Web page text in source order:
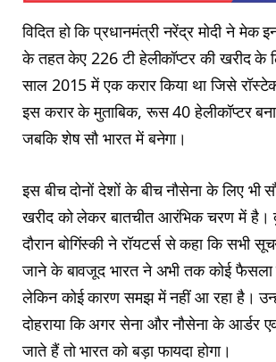
विदित हो कि प्रधानमंत्री नरेंद्र मोदी ने मेक
के तहत केए 226 टी हेलीकॉप्टर की खरीद
साल 2015 में एक करार किया था जिसे
इस करार के मुताबिक, रूस 40 हेलीकॉप्टर बना
जबकि शेष सौ भारत में बनेगा।
इस बीच दोनों देशों के बीच नौसेना के लिए भी
खरीद को लेकर बातचीत आरंभिक चरण में है।
दौरान बोगिंस्की ने रॉयटर्स से कहा कि सभी
जाने के बावजूद भारत ने अभी तक कोई फैसला
लेकिन कोई कारण समझ में नहीं आ रहा है।
दोहराया कि अगर सेना और नौसेना के आर्डर
जाते हैं तो भारत को बड़ा फायदा होगा।